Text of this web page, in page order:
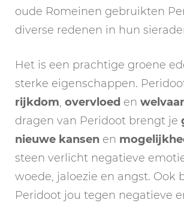
oude Romeinen gebruikten
diverse redenen in hun
Het is een prachtige groene
sterke eigenschappen.
rijkdom, overvloed en
dragen van Peridoot brengt je
nieuwe kansen en
steen verlicht negatieve
woede, jaloezie en angst. Ook
Peridoot jou tegen negatieve